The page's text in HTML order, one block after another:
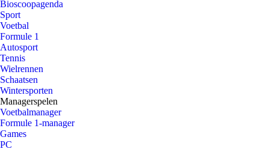
Bioscoopagenda
Sport
Voetbal
Formule 1
Autosport
Tennis
Wielrennen
Schaatsen
Wintersporten
Managerspelen
Voetbalmanager
Formule 1-manager
Games
PC